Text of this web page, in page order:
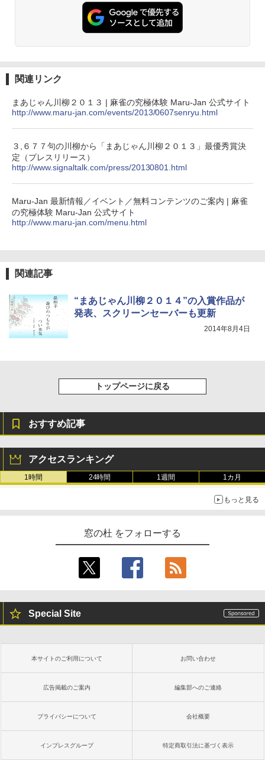
関連リンク
まあじゃん川柳２０１３ | 麻雀の究極体験 Maru-Jan 公式サイト
http://www.maru-jan.com/events/2013/0607senryu.html
３,６７７句の川柳から「まあじゃん川柳２０１３」最優秀賞決
定（プレスリリース）
http://www.signaltalk.com/press/20130801.html
Maru-Jan 最新情報／イベント／無料コンテンツのご案内 | 麻雀
の究極体験 Maru-Jan 公式サイト
http://www.maru-jan.com/menu.html
関連記事
“まあじゃん川柳２０１４”の入賞作品が
発表、スクリーンセーバーも更新
2014年8月4日
トップページに戻る
おすすめ記事
アクセスランキング
1時間 24時間 1週間 1カ月
もっと見る
窓の杜 をフォローする
Special Site
本サイトのご利用について お問い合わせ
広告掲載のご案内 編集部へのご連絡
プライバシーについて 会社概要
インプレスグループ 特定商取引法に基づく表示